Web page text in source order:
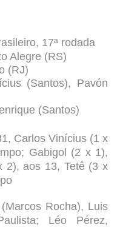
17ª rodada
Alegre (RS)
(RJ)
(Santos), Pavón
(Santos)
Carlos Vinícius (1 x
Gabigol (2 x 1),
2), aos 13, Tetê (3 x
Rocha), Luis
Léo Pérez,